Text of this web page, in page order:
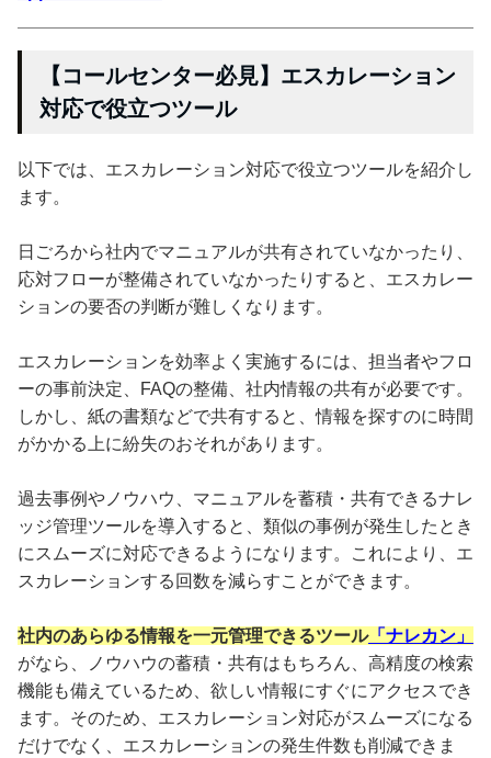
【コールセンター必見】エスカレーション
対応で役立つツール
以下では、エスカレーション対応で役立つツールを紹介し
ます。
日ごろから社内でマニュアルが共有されていなかったり、
応対フローが整備されていなかったりすると、エスカレー
ションの要否の判断が難しくなります。
エスカレーションを効率よく実施するには、担当者やフロ
ーの事前決定、FAQの整備、社内情報の共有が必要です。
しかし、紙の書類などで共有すると、情報を探すのに時間
がかかる上に紛失のおそれがあります。
過去事例やノウハウ、マニュアルを蓄積・共有できるナレ
ッジ管理ツールを導入すると、類似の事例が発生したとき
にスムーズに対応できるようになります。これにより、エ
スカレーションする回数を減らすことができます。
社内のあらゆる情報を一元管理できるツール「ナレカン」
がなら、ノウハウの蓄積・共有はもちろん、高精度の検索
機能も備えているため、欲しい情報にすぐにアクセスでき
ます。そのため、エスカレーション対応がスムーズになる
だけでなく、エスカレーションの発生件数も削減できま